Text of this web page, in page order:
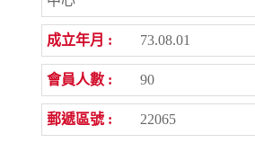
73.08.01
90
22065